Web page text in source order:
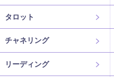
タロット
チャネリング
リーディング